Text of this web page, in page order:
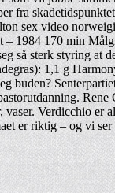
fra
sex video
1984 170 min
så sterk styring
1,1 g
buden?
Verdicchio
er riktig – og vi